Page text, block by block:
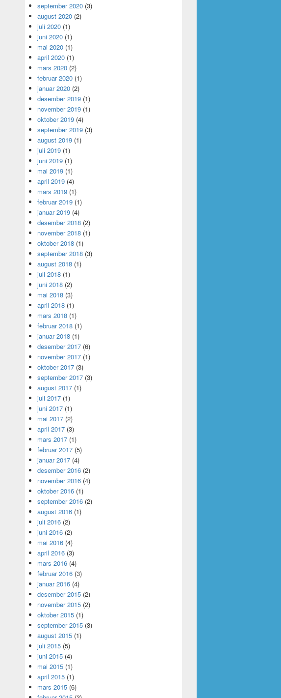
september 2020 (3)
august 2020 (2)
juli 2020 (1)
juni 2020 (1)
mai 2020 (1)
april 2020 (1)
mars 2020 (2)
februar 2020 (1)
januar 2020 (2)
desember 2019 (1)
november 2019 (1)
oktober 2019 (4)
september 2019 (3)
august 2019 (1)
juli 2019 (1)
juni 2019 (1)
mai 2019 (1)
april 2019 (4)
mars 2019 (1)
februar 2019 (1)
januar 2019 (4)
desember 2018 (2)
november 2018 (1)
oktober 2018 (1)
september 2018 (3)
august 2018 (1)
juli 2018 (1)
juni 2018 (2)
mai 2018 (3)
april 2018 (1)
mars 2018 (1)
februar 2018 (1)
januar 2018 (1)
desember 2017 (6)
november 2017 (1)
oktober 2017 (3)
september 2017 (3)
august 2017 (1)
juli 2017 (1)
juni 2017 (1)
mai 2017 (2)
april 2017 (3)
mars 2017 (1)
februar 2017 (5)
januar 2017 (4)
desember 2016 (2)
november 2016 (4)
oktober 2016 (1)
september 2016 (2)
august 2016 (1)
juli 2016 (2)
juni 2016 (2)
mai 2016 (4)
april 2016 (3)
mars 2016 (4)
februar 2016 (3)
januar 2016 (4)
desember 2015 (2)
november 2015 (2)
oktober 2015 (1)
september 2015 (3)
august 2015 (1)
juli 2015 (5)
juni 2015 (4)
mai 2015 (1)
april 2015 (1)
mars 2015 (6)